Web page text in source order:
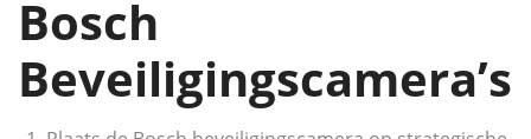
Bosch
Beveiligingscamera’s